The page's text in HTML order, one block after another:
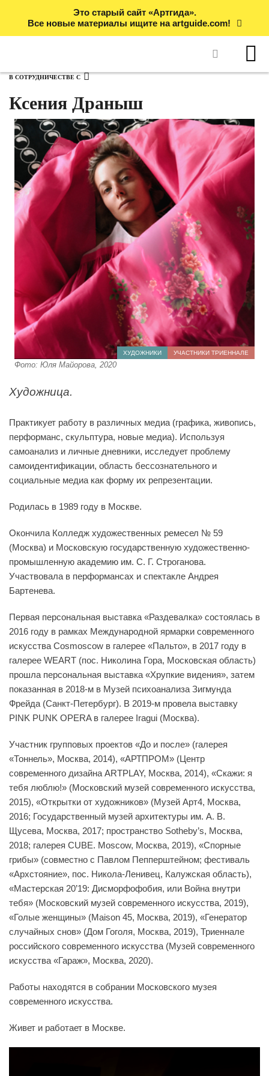
Это старый сайт «Артгида».
Все новые материалы ищите на artguide.com!
В СОТРУДНИЧЕСТВЕ С
Ксения Драныш
ХУДОЖНИКИ УЧАСТНИКИ ТРИЕННАЛЕ
Фото: Юля Майорова, 2020
Художница.
Практикует работу в различных медиа (графика, живопись,
перформанс, скульптура, новые медиа). Используя
самоанализ и личные дневники, исследует проблему
самоидентификации, область бессознательного и
социальные медиа как форму их репрезентации.
Родилась в 1989 году в Москве.
Окончила Колледж художественных ремесел № 59
(Москва) и Московскую государственную художественно-
промышленную академию им. С. Г. Строганова.
Участвовала в перформансах и спектакле Андрея
Бартенева.
Первая персональная выставка «Раздевалка» состоялась в
2016 году в рамках Международной ярмарки современного
искусства Cosmoscow в галерее «Пальто», в 2017 году в
галерее WEART (пос. Николина Гора, Московская область)
прошла персональная выставка «Хрупкие видения», затем
показанная в 2018-м в Музей психоанализа Зигмунда
Фрейда (Санкт-Петербург). В 2019-м провела выставку
PINK PUNK OPERA в галерее Iragui (Москва).
Участник групповых проектов «До и после» (галерея
«Тоннель», Москва, 2014), «АРТПРОМ» (Центр
современного дизайна ARTPLAY, Москва, 2014), «Скажи: я
тебя люблю!» (Московский музей современного искусства,
2015), «Открытки от художников» (Музей Арт4, Москва,
2016; Государственный музей архитектуры им. А. В.
Щусева, Москва, 2017; пространство Sotheby’s, Москва,
2018; галерея CUBE. Moscow, Москва, 2019), «Спорные
грибы» (совместно с Павлом Пепперштейном; фестиваль
«Архстояние», пос. Никола-Ленивец, Калужская область),
«Мастерская 20’19: Дисморфофобия, или Война внутри
тебя» (Московский музей современного искусства, 2019),
«Голые женщины» (Maison 45, Москва, 2019), «Генератор
случайных снов» (Дом Гоголя, Москва, 2019), Триеннале
российского современного искусства (Музей современного
искусства «Гараж», Москва, 2020).
Работы находятся в собрании Московского музея
современного искусства.
Живет и работает в Москве.